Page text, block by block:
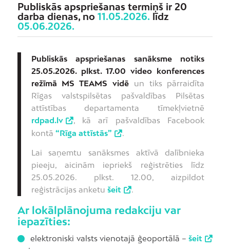
Publiskās apspriešanas termiņš ir 20
darba dienas, no 11.05.2026. līdz
05.06.2026.
Publiskās apspriešanas sanāksme notiks
25.05.2026. plkst. 17.00 video konferences
režīmā MS TEAMS vidēun tiks pārraidīta
Rīgas valstspilsētas pašvaldības Pilsētas
attīstības departamenta tīmekļvietnē
rdpad.lv
, kā arī pašvaldības Facebook
kontā “Rīga attīstās” .
Lai saņemtu sanāksmes aktīvā dalībnieka
pieeju, aicinām iepriekš reģistrēties līdz
25.05.2026. plkst. 12.00, aizpildot
reģistrācijas anketu šeit .
Ar lokālplānojuma redakciju var
iepazīties:
elektroniski valsts vienotajā ģeoportālā –šeit